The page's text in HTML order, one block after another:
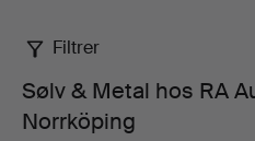
SølvFiltrer
Sølv & Metal hos RA
Norrköping